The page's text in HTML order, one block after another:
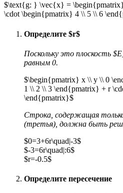
$\text{g: } \vec{x} =
\cdot \begin{pmatrix} 4 \\ 5 \\ 6
Определите $r$
Поскольку это плоскость
равным 0.
$\begin{pmatrix} x \\ y \\ 0
1 \\ 2 \\ 3 \end{pmatrix} + r
\end{pmatrix}$
Строка, содержащая
(третья), должна быть
$0=3+6r\quad|-3$
$-3=6r\quad|:6$
$r=-0.5$
Определите пересечение